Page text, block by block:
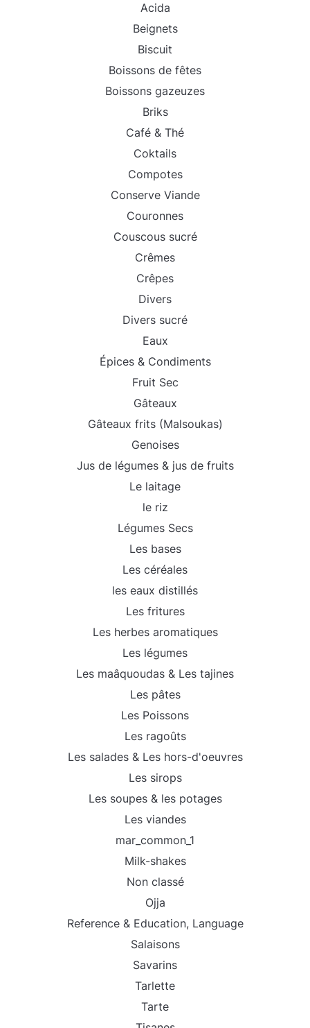
Acida
Beignets
Biscuit
Boissons de fêtes
Boissons gazeuzes
Briks
Café & Thé
Coktails
Compotes
Conserve Viande
Couronnes
Couscous sucré
Crêmes
Crêpes
Divers
Divers sucré
Eaux
Épices & Condiments
Fruit Sec
Gâteaux
Gâteaux frits (Malsoukas)
Genoises
Jus de légumes & jus de fruits
Le laitage
le riz
Légumes Secs
Les bases
Les céréales
les eaux distillés
Les fritures
Les herbes aromatiques
Les légumes
Les maâquoudas & Les tajines
Les pâtes
Les Poissons
Les ragoûts
Les salades & Les hors-d'oeuvres
Les sirops
Les soupes & les potages
Les viandes
mar_common_1
Milk-shakes
Non classé
Ojja
Reference & Education, Language
Salaisons
Savarins
Tarlette
Tarte